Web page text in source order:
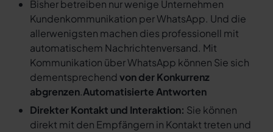
Bisher betreiben nur wenige Unternehmen
Kundenkommunikation per WhatsApp. Und die
allerwenigsten machen dies professionell mit
automatischem Nachrichtenversand. Mit
Kommunikation über WhatsApp können Sie sich
dementsprechendvon der Konkurrenz
abgrenzen.Automatisierte Antworten
Direkter Kontakt und Interaktion: Sie können
direkt mit den Empfängern in Kontakt treten und